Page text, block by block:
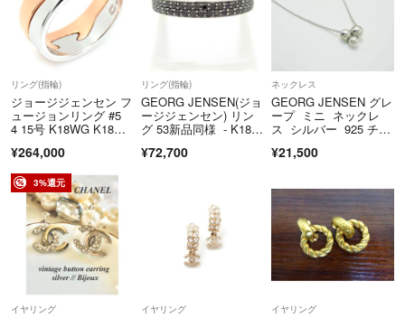
リング(指輪)
ジョージジェンセン フ
ュージョンリング #5
4 15号 K18WG K18P
トゴールド ピンクゴー
ルド 地金11.0g 中古 送
料無料
¥264,000
リング(指輪)
GEORG JENSEN(ジョ
ージジェンセン) リン
グ 53新品同様 - K18W
ド
¥72,700
ネックレス
GEORG JENSEN グレ
ープ ミニ ネックレ
ス シルバー 925 チェ
¥21,500
3%還元
イヤリング イヤリング イヤリング